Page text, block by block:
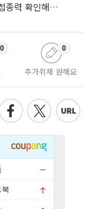
“폐렴구균 백신, 맞았다고 끝 아니다…접종력 확인해야”
0
추가취재 원해요
0